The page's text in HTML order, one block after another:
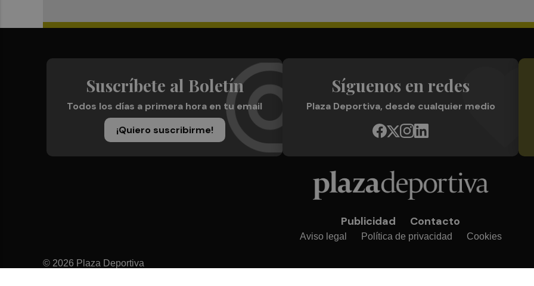
Suscríbete al Boletín
Todos los días a primera hora en tu email
¡Quiero suscribirme!
Síguenos en redes
Plaza Deportiva, desde cualquier medio
Publicidad Contacto
Aviso legal Política de privacidad Cookies
© 2026 Plaza Deportiva